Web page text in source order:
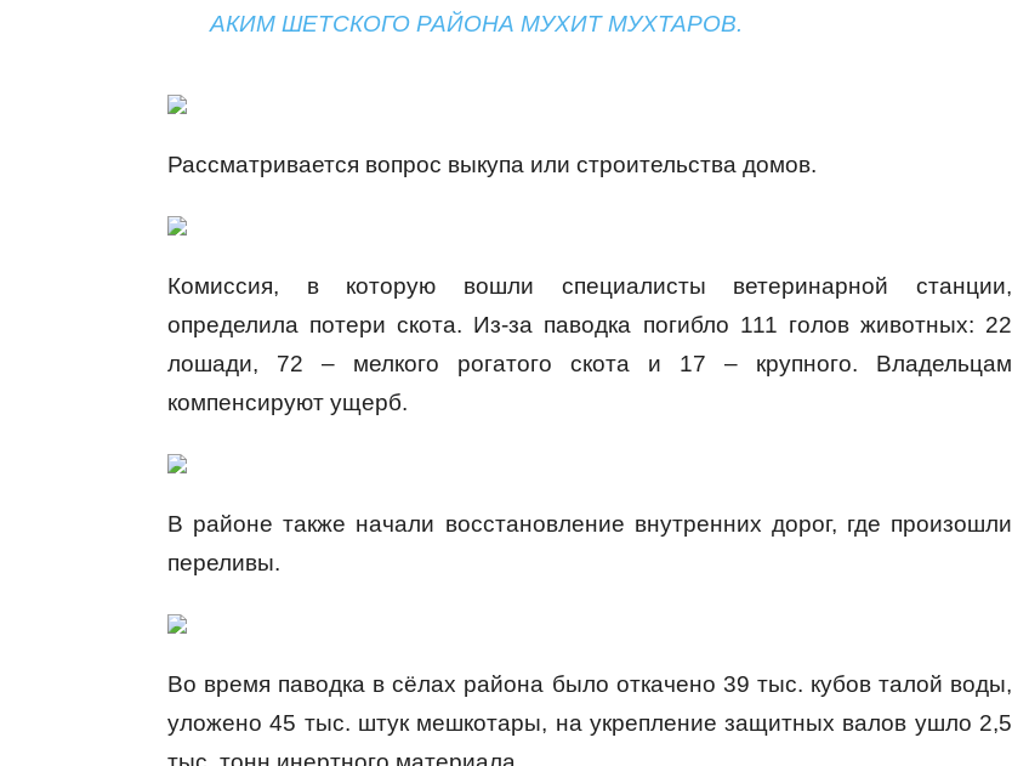
АКИМ ШЕТСКОГО РАЙОНА МУХИТ МУХТАРОВ.
Рассматривается вопрос выкупа или строительства домов.
Комиссия, в которую вошли специалисты ветеринарной станции,
определила потери скота. Из-за паводка погибло 111 голов животных: 22
лошади, 72 – мелкого рогатого скота и 17 – крупного. Владельцам
компенсируют ущерб.
В районе также начали восстановление внутренних дорог, где произошли
переливы.
Во время паводка в сёлах района было откачено 39 тыс. кубов талой воды,
уложено 45 тыс. штук мешкотары, на укрепление защитных валов ушло 2,5